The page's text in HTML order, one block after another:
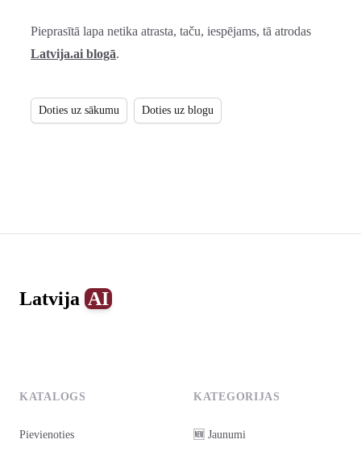
Pieprasītā lapa netika atrasta, taču, iespējams, tā atrodas
Latvija.ai blogā.
Doties uz sākumu Doties uz blogu
Latvija AI
KATALOGS
Pievienoties
KATEGORIJAS
🆕 Jaunumi